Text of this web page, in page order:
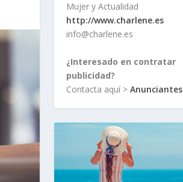
Mujer y Actualidad
http://www.charlene.es
info@charlene.es
¿Interesado en contratar
publicidad?
Contacta aquí >Anunciantes